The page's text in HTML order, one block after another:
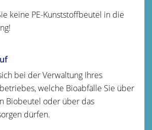
keine PE-Kunststoffbeutel in die
bei der Verwaltung Ihres
welche Bioabfälle Sie über
Biobeutel oder über das
dürfen.